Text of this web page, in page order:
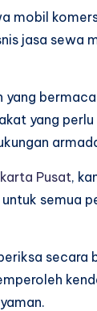
mobil
jasa sewa
yang
yang
Pusat,
semua
secara